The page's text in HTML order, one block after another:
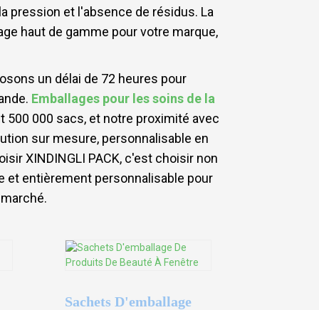
pression et l'absence de résidus. La
haut de gamme pour votre marque,
un délai de 72 heures pour
Emballages pour les soins de la
500 000 sacs, et notre proximité avec
sur mesure, personnalisable en
XINDINGLI PACK, c'est choisir non
et entièrement personnalisable pour
Sachets D'emballage